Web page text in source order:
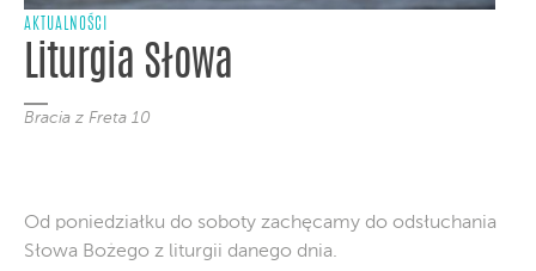
AKTUALNOŚCI
Liturgia Słowa
Bracia z Freta 10
Od poniedziałku do soboty zachęcamy do odsłuchania
Słowa Bożego z liturgii danego dnia.